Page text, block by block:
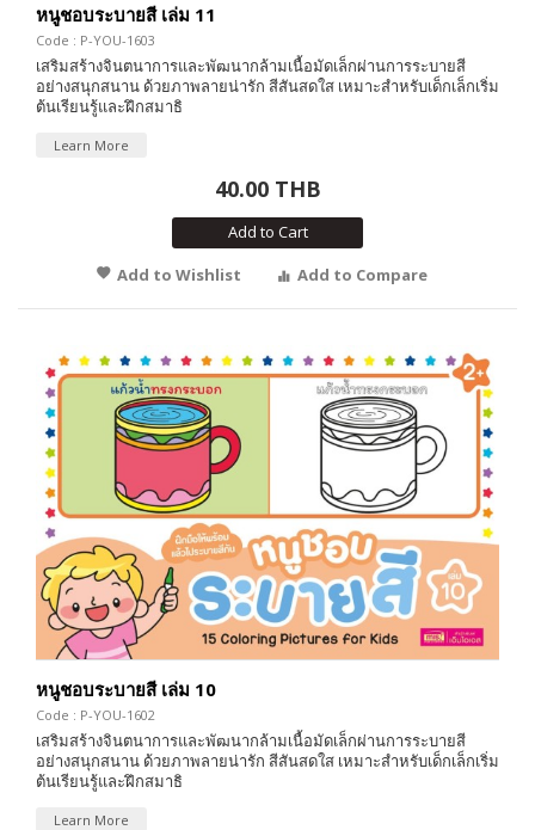
หนูชอบระบายสี เล่ม 11
Code : P-YOU-1603
เสริมสร้างจินตนาการและพัฒนากล้ามเนื้อมัดเล็กผ่านการระบายสี
อย่างสนุกสนาน ด้วยภาพลายน่ารัก สีสันสดใส เหมาะสำหรับเด็กเล็กเริ่ม
ต้นเรียนรู้และฝึกสมาธิ
Learn More
40.00 THB
Add to Cart
Add to Wishlist
Add to Compare
หนูชอบระบายสี เล่ม 10
Code : P-YOU-1602
เสริมสร้างจินตนาการและพัฒนากล้ามเนื้อมัดเล็กผ่านการระบายสี
อย่างสนุกสนาน ด้วยภาพลายน่ารัก สีสันสดใส เหมาะสำหรับเด็กเล็กเริ่ม
ต้นเรียนรู้และฝึกสมาธิ
Learn More